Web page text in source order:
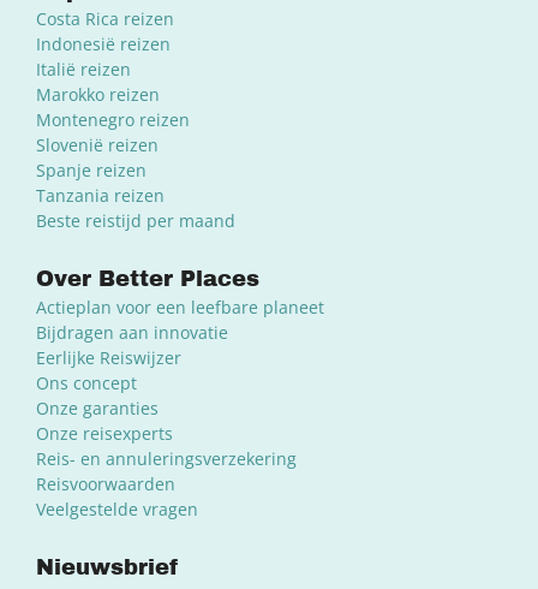
Costa Rica reizen
Indonesië reizen
Italië reizen
Marokko reizen
Montenegro reizen
Slovenië reizen
Spanje reizen
Tanzania reizen
Beste reistijd per maand
Over Better Places
Actieplan voor een leefbare planeet
Bijdragen aan innovatie
Eerlijke Reiswijzer
Ons concept
Onze garanties
Onze reisexperts
Reis- en annuleringsverzekering
Reisvoorwaarden
Veelgestelde vragen
Nieuwsbrief